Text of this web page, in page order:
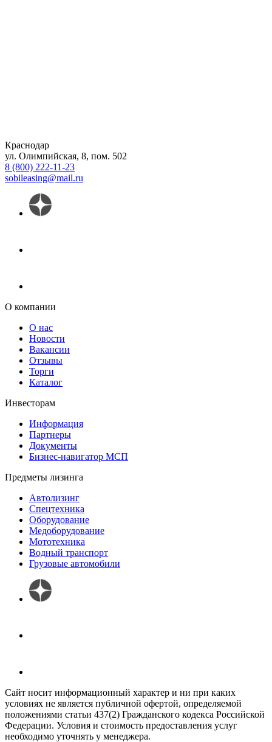
Краснодар
ул. Олимпийская, 8, пом. 502
8 (800) 222-11-23
sobileasing@mail.ru
О компании
О нас
Новости
Вакансии
Отзывы
Торги
Каталог
Инвесторам
Информация
Партнеры
Документы
Бизнес-навигатор МСП
Предметы лизинга
Автолизинг
Спецтехника
Оборудование
Медоборудование
Мототехника
Водный транспорт
Грузовые автомобили
Сайт носит информационный характер и ни при каких
условиях не является публичной офертой, определяемой
положениями статьи 437(2) Гражданского кодекса Российской
Федерации. Условия и стоимость предоставления услуг
необходимо уточнять у менеджера.